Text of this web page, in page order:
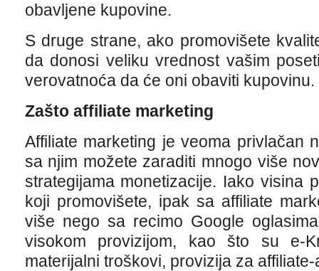
obavljene kupovine.
S druge strane, ako promovišete
da donosi veliku vrednost vašim
verovatnoća da će oni obaviti kupovinu.
Zašto affiliate marketing
Affiliate marketing je veoma privlačan
sa njim možete zaraditi mnogo više
strategijama monetizacije. Iako visina
koji promovišete, ipak sa affiliate
više nego sa recimo Google
visokom provizijom, kao što su e-
materijalni troškovi, provizija za